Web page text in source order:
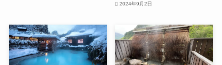
2024年9月2日